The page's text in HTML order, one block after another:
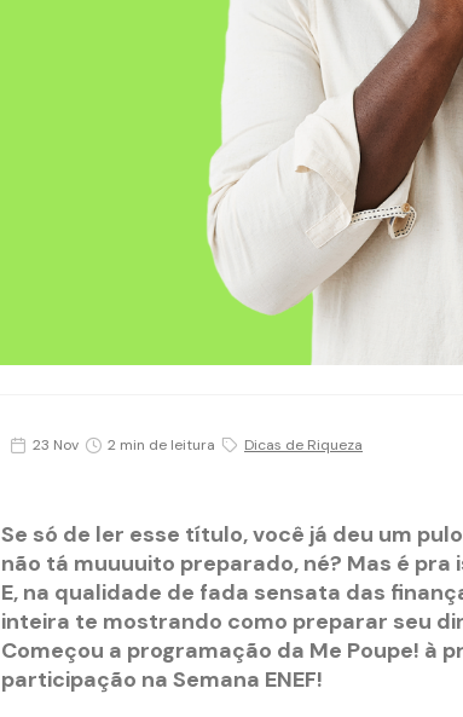
23 Nov 2 min de leitura Dicas de Riqueza
Se só de ler esse título, você já deu um
não tá muuuuito preparado, né? Mas é pra
E, na qualidade de fada sensata das
inteira te mostrando como preparar seu
Começou a programação da Me Poupe! à
participação na Semana ENEF!